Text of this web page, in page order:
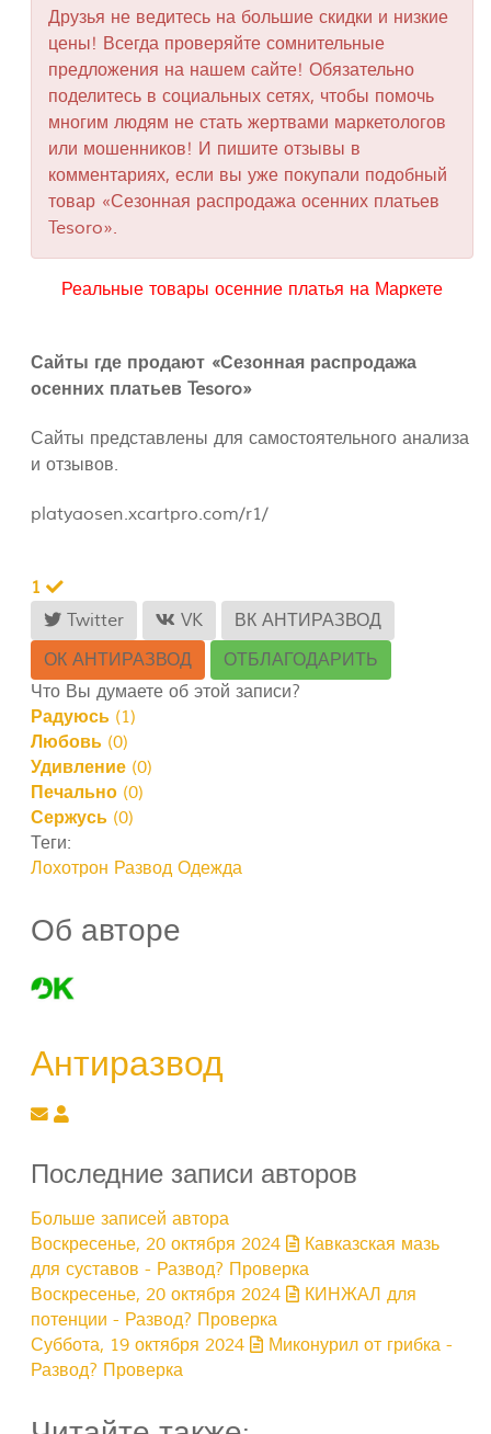
Друзья не ведитесь на большие скидки и низкие
цены! Всегда проверяйте сомнительные
предложения на нашем сайте! Обязательно
поделитесь в социальных сетях, чтобы помочь
многим людям не стать жертвами маркетологов
или мошенников! И пишите отзывы в
комментариях, если вы уже покупали подобный
товар «Сезонная распродажа осенних платьев
Tesoro».
Реальные товары осенние платья на Маркете
Сайты где продают «Сезонная распродажа
осенних платьев Tesoro»
Сайты представлены для самостоятельного анализа
и отзывов.
platyaosen.xcartpro.com/r1/
1
Twitter
VK
ВК АНТИРАЗВОД
ОК АНТИРАЗВОД
ОТБЛАГОДАРИТЬ
Что Вы думаете об этой записи?
Радуюсь (1)
Любовь (0)
Удивление (0)
Печально (0)
Сержусь (0)
Теги:
Лохотрон Развод Одежда
Об авторе
Антиразвод
Подписаться на обновление автора
Антиразвод
Последние записи авторов
Больше записей автора
Воскресенье, 20 октября 2024
Кавказская мазь
для суставов - Развод? Проверка
Воскресенье, 20 октября 2024
КИНЖАЛ для
потенции - Развод? Проверка
Суббота, 19 октября 2024
Миконурил от грибка -
Развод? Проверка